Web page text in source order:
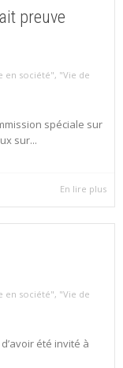
preuve
en société", "Vie de
spéciale sur
sur...
En lire plus
en société", "Vie de
été invité à